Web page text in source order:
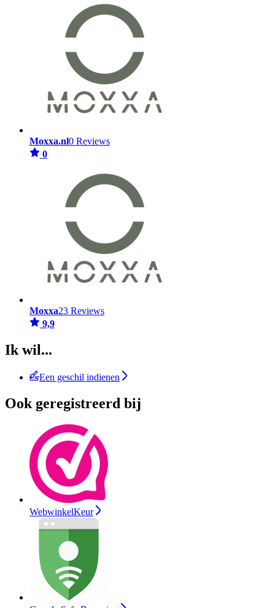
Moxxa.nl0 Reviews
0
Moxxa23 Reviews
9,9
Ik wil...
Een geschil indienen
Ook geregistreerd bij
WebwinkelKeur